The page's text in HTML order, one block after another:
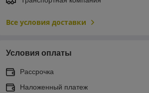
Все условия доставки
Условия оплаты
Рассрочка
Наложенный платеж